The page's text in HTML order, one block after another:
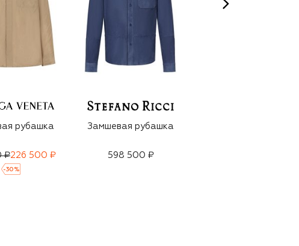
рубашка
₽226 500 ₽
-30 %
Замшевая рубашка
598 500 ₽